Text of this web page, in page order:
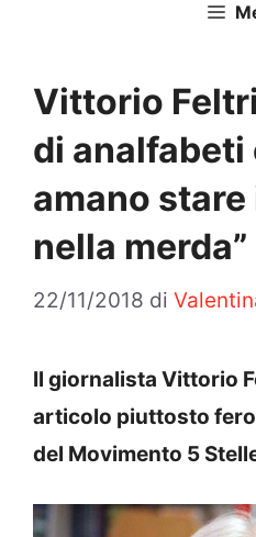
Vittorio
di analfabeti
amano
nella merda”
22/11/2018 di
Il giornalista Vittorio
articolo piuttosto
del Movimento 5